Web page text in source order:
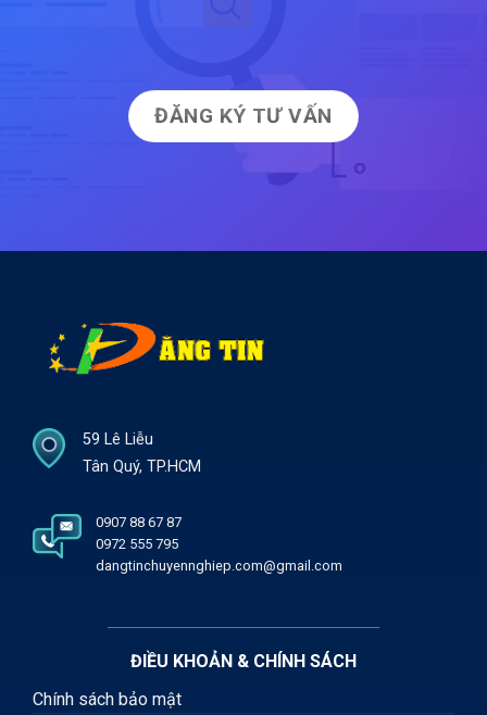
ĐĂNG KÝ TƯ VẤN
59 Lê Liễu
Tân Quý, TP.HCM
0907 88 67 87
0972 555 795
dangtinchuyennghiep.com@gmail.com
ĐIỀU KHOẢN & CHÍNH SÁCH
Chính sách bảo mật